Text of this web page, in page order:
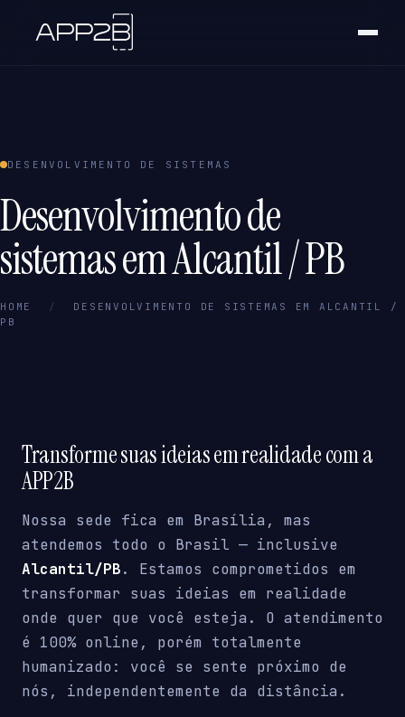
DESENVOLVIMENTO DE SISTEMAS
Desenvolvimento de
sistemas em Alcantil / PB
HOME /
DESENVOLVIMENTO DE SISTEMAS EM ALCANTIL /
PB
Transforme suas ideias em realidade com a
APP2B
Nossa sede fica em Brasília, mas
atendemos todo o Brasil — inclusive
Alcantil/PB. Estamos comprometidos em
transformar suas ideias em realidade
onde quer que você esteja. O atendimento
é 100% online, porém totalmente
humanizado: você se sente próximo de
nós, independentemente da distância.